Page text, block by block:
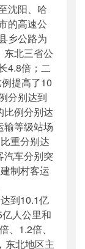
沈阳、哈
的高速公
乡公路为
东北三省公
4.8倍；二
提高了10
分别达到
比例分别达
输等级站场
重分别达
汽车分别突
制村客运
到10.1亿
人公里和
、1.2倍、
东北地区主